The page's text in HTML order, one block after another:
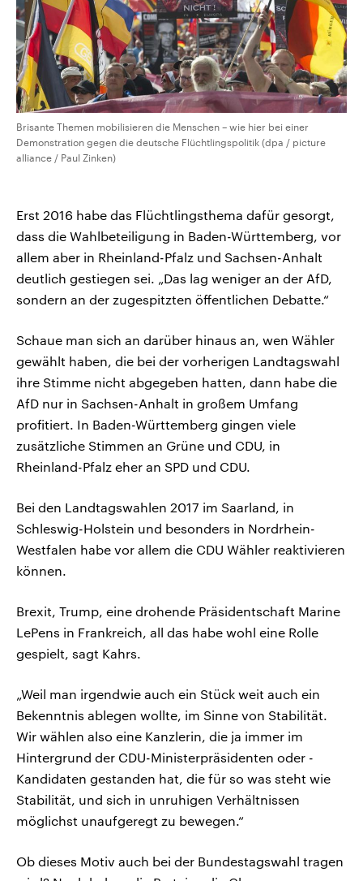
Brisante Themen mobilisieren die Menschen – wie hier bei einer
Demonstration gegen die deutsche Flüchtlingspolitik (dpa / picture
alliance / Paul Zinken)
Erst 2016 habe das Flüchtlingsthema dafür gesorgt,
dass die Wahlbeteiligung in Baden-Württemberg, vor
allem aber in Rheinland-Pfalz und Sachsen-Anhalt
deutlich gestiegen sei. „Das lag weniger an der AfD,
sondern an der zugespitzten öffentlichen Debatte.“
Schaue man sich an darüber hinaus an, wen Wähler
gewählt haben, die bei der vorherigen Landtagswahl
ihre Stimme nicht abgegeben hatten, dann habe die
AfD nur in Sachsen-Anhalt in großem Umfang
profitiert. In Baden-Württemberg gingen viele
zusätzliche Stimmen an Grüne und CDU, in
Rheinland-Pfalz eher an SPD und CDU.
Bei den Landtagswahlen 2017 im Saarland, in
Schleswig-Holstein und besonders in Nordrhein-
Westfalen habe vor allem die CDU Wähler reaktivieren
können.
Brexit, Trump, eine drohende Präsidentschaft Marine
LePens in Frankreich, all das habe wohl eine Rolle
gespielt, sagt Kahrs.
„Weil man irgendwie auch ein Stück weit auch ein
Bekenntnis ablegen wollte, im Sinne von Stabilität.
Wir wählen also eine Kanzlerin, die ja immer im
Hintergrund der CDU-Ministerpräsidenten oder -
Kandidaten gestanden hat, die für so was steht wie
Stabilität, und sich in unruhigen Verhältnissen
möglichst unaufgeregt zu bewegen.“
Ob dieses Motiv auch bei der Bundestagswahl tragen